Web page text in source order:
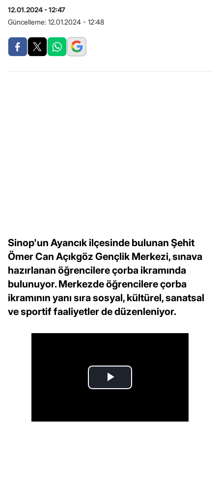
12.01.2024 - 12:47
Güncelleme: 12.01.2024 - 12:48
Sinop'un Ayancık ilçesinde bulunan Şehit
Ömer Can Açıkgöz Gençlik Merkezi, sınava
hazırlanan öğrencilere çorba ikramında
bulunuyor. Merkezde öğrencilere çorba
ikramının yanı sıra sosyal, kültürel, sanatsal
ve sportif faaliyetler de düzenleniyor.